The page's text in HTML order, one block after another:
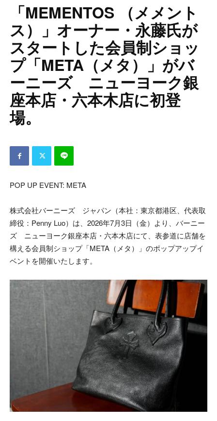
「MEMENTOS （メメント
ス）」オーナー・永藤氏が
スタートした会員制ショッ
プ「META（メタ）」がバ
ーニーズ ニューヨーク銀
座本店・六本木店に初登
場。
POP UP EVENT: META
株式会社バーニーズ ジャパン（本社：東京都港区、代表取
締役：Penny Luo）は、2026年7月3日（金）より、バーニー
ズ ニューヨーク銀座本店・六本木店にて、表参道に店舗を
構える会員制ショップ「META（メタ）」のポップアップイ
ベントを開催いたします。